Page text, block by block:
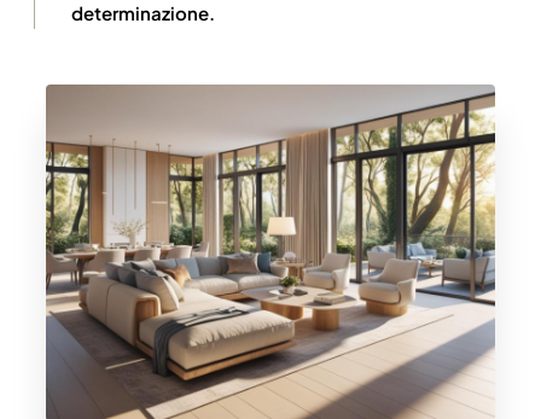
determinazione.